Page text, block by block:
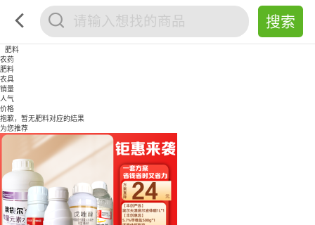
肥料
农药
肥料
农具
销量
人气
价格
抱歉，暂无肥料对应的结果
为您推荐